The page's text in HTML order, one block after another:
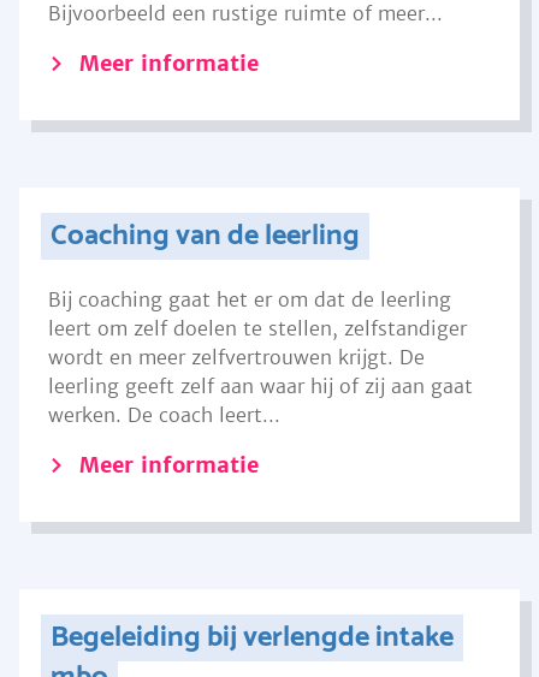
Bijvoorbeeld een rustige ruimte of meer...
Meer informatie
Coaching van de leerling
Bij coaching gaat het er om dat de leerling
leert om zelf doelen te stellen, zelfstandiger
wordt en meer zelfvertrouwen krijgt. De
leerling geeft zelf aan waar hij of zij aan gaat
werken. De coach leert...
Meer informatie
Begeleiding bij verlengde intake